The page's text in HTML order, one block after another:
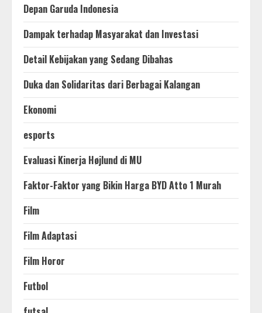
Depan Garuda Indonesia
Dampak terhadap Masyarakat dan Investasi
Detail Kebijakan yang Sedang Dibahas
Duka dan Solidaritas dari Berbagai Kalangan
Ekonomi
esports
Evaluasi Kinerja Højlund di MU
Faktor-Faktor yang Bikin Harga BYD Atto 1 Murah
Film
Film Adaptasi
Film Horor
Futbol